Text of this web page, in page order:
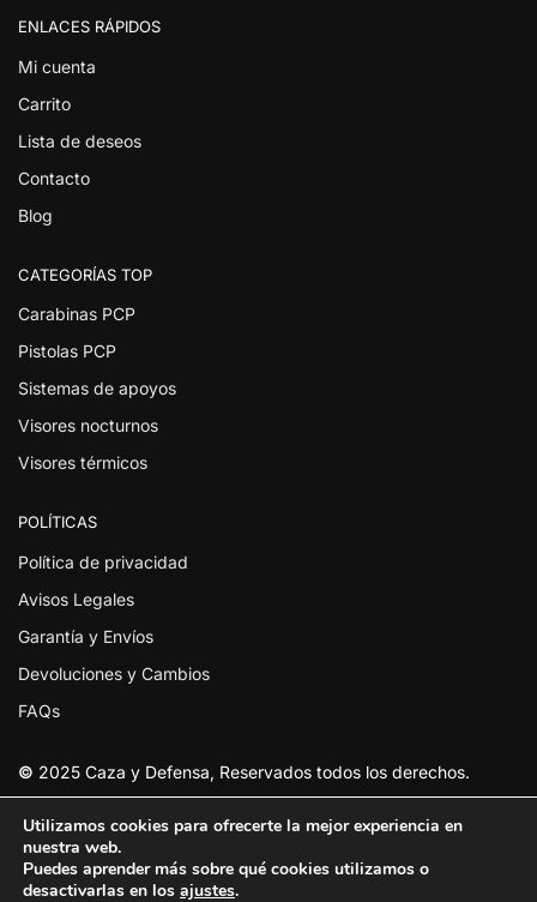
ENLACES RÁPIDOS
Mi cuenta
Carrito
Lista de deseos
Contacto
Blog
CATEGORÍAS TOP
Carabinas PCP
Pistolas PCP
Sistemas de apoyos
Visores nocturnos
Visores térmicos
POLÍTICAS
Política de privacidad
Avisos Legales
Garantía y Envíos
Devoluciones y Cambios
FAQs
© 2025 Caza y Defensa, Reservados todos los derechos.
Utilizamos cookies para ofrecerte la mejor experiencia en
nuestra web.
Puedes aprender más sobre qué cookies utilizamos o
desactivarlas en los ajustes.